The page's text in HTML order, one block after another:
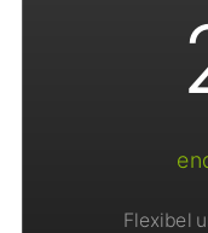
Flexibel